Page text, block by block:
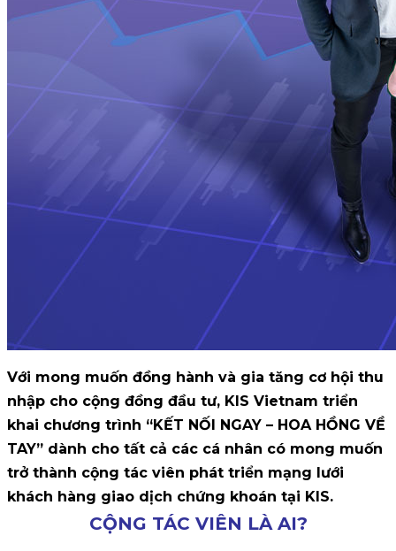
Với mong muốn đồng hành và gia tăng cơ hội thu
nhập cho cộng đồng đầu tư, KIS Vietnam triển
khai chương trình “KẾT NỐI NGAY – HOA HỒNG VỀ
TAY” dành cho tất cả các cá nhân có mong muốn
trở thành cộng tác viên phát triển mạng lưới
khách hàng giao dịch chứng khoán tại KIS.
CỘNG TÁC VIÊN LÀ AI?